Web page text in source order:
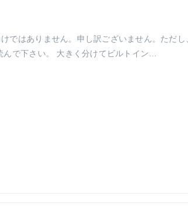
ではありません。申し訳ございません。ただし
で下さい。 大きく分けてビルトイン…